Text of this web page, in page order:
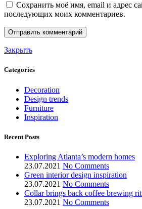
Сохранить моё имя, email и адрес
последующих моих комментариев.
Закрыть
Categories
Decoration
Design trends
Furniture
Inspiration
Recent Posts
Exploring Atlanta’s modern homes
23.07.2021 No Comments
Green interior design inspiration
23.07.2021 No Comments
Collar brings back coffee brewing
23.07.2021 No Comments